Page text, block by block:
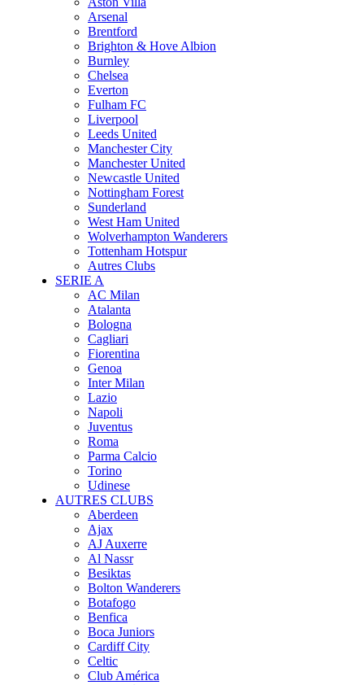
Arsenal
Brentford
Brighton & Hove Albion
Burnley
Chelsea
Everton
Fulham FC
Liverpool
Leeds United
Manchester City
Manchester United
Newcastle United
Nottingham Forest
Sunderland
West Ham United
Wolverhampton Wanderers
Tottenham Hotspur
Autres Clubs
SERIE A
AC Milan
Atalanta
Bologna
Cagliari
Fiorentina
Genoa
Inter Milan
Lazio
Napoli
Juventus
Roma
Parma Calcio
Torino
Udinese
AUTRES CLUBS
Aberdeen
Ajax
AJ Auxerre
Al Nassr
Besiktas
Bolton Wanderers
Botafogo
Benfica
Boca Juniors
Cardiff City
Celtic
Club América